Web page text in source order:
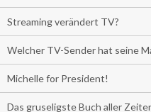
Streaming verändert TV?
Welcher TV-Sender hat seine
Michelle for President!
Das gruseligste Buch aller